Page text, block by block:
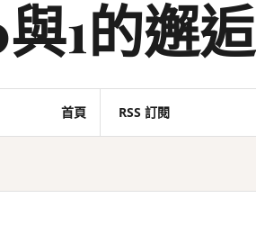
1的邂逅
首頁 RSS 訂閱